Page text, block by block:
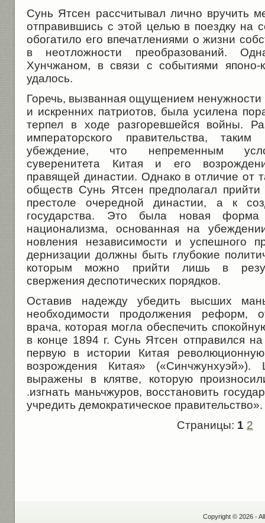
Сунь Ятсен рассчитывал лично вручить
отправившись с этой целью в поездку на
обогатило его впечатлениями о жизни
в неотложности преобразований.
Хунчжаном, в связи с событиями японо-
удалось.
Горечь, вызванная ощущением ненужности
и искренних патриотов, была усилена
терпел в ходе разгоревшейся войны.
императорского правительства,
убеждение, что непременным
суверенитета Китая и его
правящей династии. Однако в отличие от
обществ Сунь Ятсен предполагал
престоле очередной династии, а к
государства. Это была новая форма
национализма, основанная на
новления независимости и успешного
дернизации должны быть глубокие
которым можно прийти лишь в
свержения деспотических порядков.
Оставив надежду убедить высших
необходимости продолжения реформ,
врача, которая могла обеспечить
в конце 1894 г. Сунь Ятсен отправился
первую в истории Китая
возрождения Китая» («Синчжунхуэй»).
выражены в клятве, которую
.изгнать маньчжуров, восстановить
учредить демократическое правительство».
Страницы: 1 2
Copyright © 2026 -